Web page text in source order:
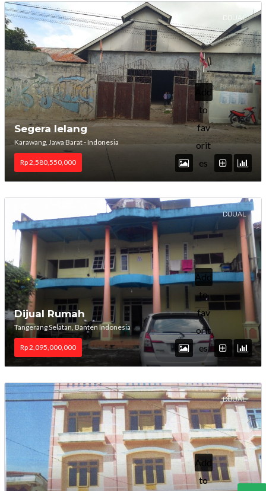
DIJUAL
Add
to
fav
orit
es
Segera lelang
Karawang, Jawa Barat - Indonesia
Rp 2,580,550,000
DIJUAL
Add
to
fav
orit
es
Dijual Rumah
Tangerang Selatan, Banten Indonesia
Rp 2,095,000,000
DIJUAL
Add
to